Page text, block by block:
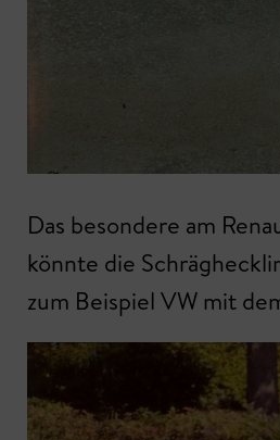
Das besondere am
könnte die
zum Beispiel VW mit